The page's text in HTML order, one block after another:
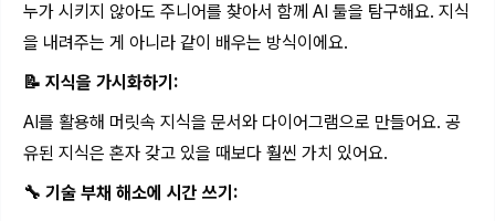
누가 시키지 않아도 주니어를 찾아서 함께 AI 툴을 탐구해요. 지식
을 내려주는 게 아니라 같이 배우는 방식이에요.
📝 지식을 가시화하기:
AI를 활용해 머릿속 지식을 문서와 다이어그램으로 만들어요. 공
유된 지식은 혼자 갖고 있을 때보다 훨씬 가치 있어요.
🔧 기술 부채 해소에 시간 쓰기: